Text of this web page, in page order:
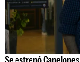
Se estrenó